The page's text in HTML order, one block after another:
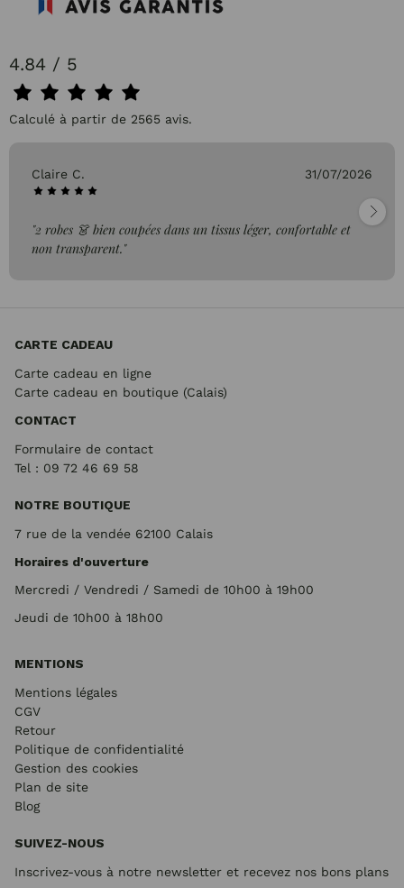
4.84 / 5
Calculé à partir de 2565 avis.
Claire C. 31/07/2026
"2 robes 👗 bien coupées dans un tissus léger, confortable et
non transparent."
CARTE CADEAU
Carte cadeau en ligne
Carte cadeau en boutique (Calais)
CONTACT
Formulaire de contact
Tel : 09 72 46 69 58
NOTRE BOUTIQUE
7 rue de la vendée 62100 Calais
Horaires d'ouverture
Mercredi / Vendredi / Samedi de 10h00 à 19h00
Jeudi de 10h00 à 18h00
MENTIONS
Mentions légales
CGV
Retour
Politique de confidentialité
Gestion des cookies
Plan de site
Blog
SUIVEZ-NOUS
Inscrivez-vous à notre newsletter et recevez nos bons plans